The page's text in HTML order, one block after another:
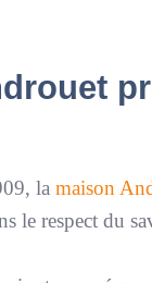
la maison
le respect du